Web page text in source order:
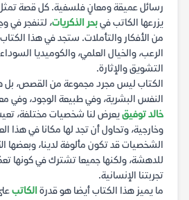
رسائل عميقة ومعانٍ فلسفية. كل قصة تمثل
يزرعها الكاتب فيبحر الذكريات، لتنفجر في
من الأفكار والتأملات. ستجد في هذا الكتاب
الرعب، والخيال العلمي، والكوميديا
التشويق والإثارة.
الكتاب ليس مجرد مجموعة من القصص، بل
النفس البشرية، وفي طبيعة الوجود، وفي
خالد توفيقيعرض لنا شخصيات مختلفة،
وخارجية، وتحاول أن تجد لها مكانا في هذا
الشخصيات قد تكون مألوفة لدينا، وبعضها
للدهشة، ولكنها جميعا تشترك في كونها
تجربتنا الإنسانية.
ما يميز هذا الكتاب أيضا هو قدرةالكاتب